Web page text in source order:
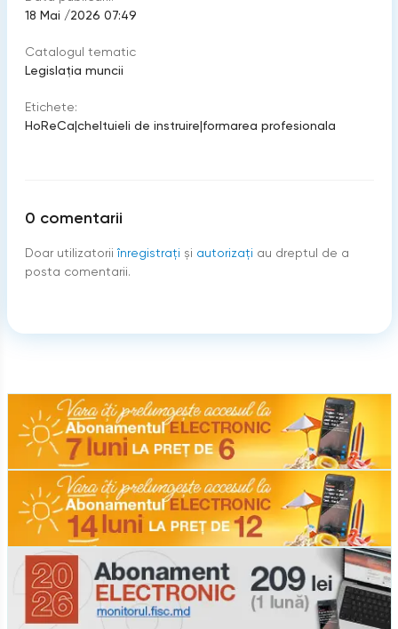
18 Mai /2026 07:49
Catalogul tematic
Legislația muncii
Etichete:
HoReCa|cheltuieli de instruire|formarea profesionala
0 comentarii
Doar utilizatorii înregistraţi şi autorizați au dreptul de a
posta comentarii.